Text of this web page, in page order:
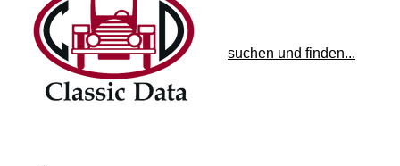
suchen und finden...